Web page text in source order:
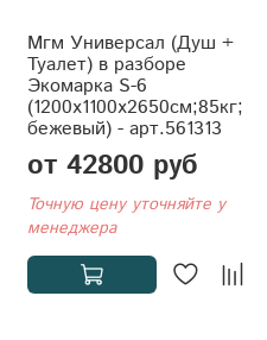
Мгм Универсал (Душ +
Туалет) в разборе
Экомарка S-6
(1200x1100x2650см;85кг;
бежевый) - арт.561313
от 42800 руб
Точную цену уточняйте у
менеджера